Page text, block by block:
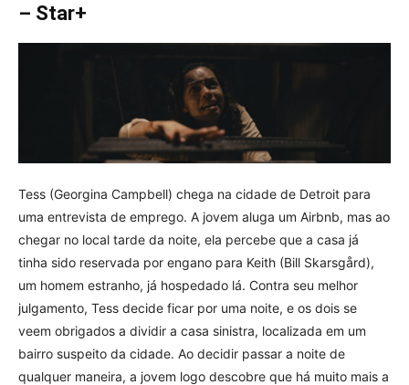
– Star+
Tess (Georgina Campbell) chega na cidade de Detroit para
uma entrevista de emprego. A jovem aluga um Airbnb, mas ao
chegar no local tarde da noite, ela percebe que a casa já
tinha sido reservada por engano para Keith (Bill Skarsgård),
um homem estranho, já hospedado lá. Contra seu melhor
julgamento, Tess decide ficar por uma noite, e os dois se
veem obrigados a dividir a casa sinistra, localizada em um
bairro suspeito da cidade. Ao decidir passar a noite de
qualquer maneira, a jovem logo descobre que há muito mais a